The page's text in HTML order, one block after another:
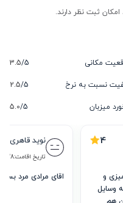
امکان ثبت نظر دارند.
مکانی 5/
3.5
نسبت به نرخ 5/
2.5
میزبان 5/
5.0
4 نوید قاهری
تاریخ اقامت:28